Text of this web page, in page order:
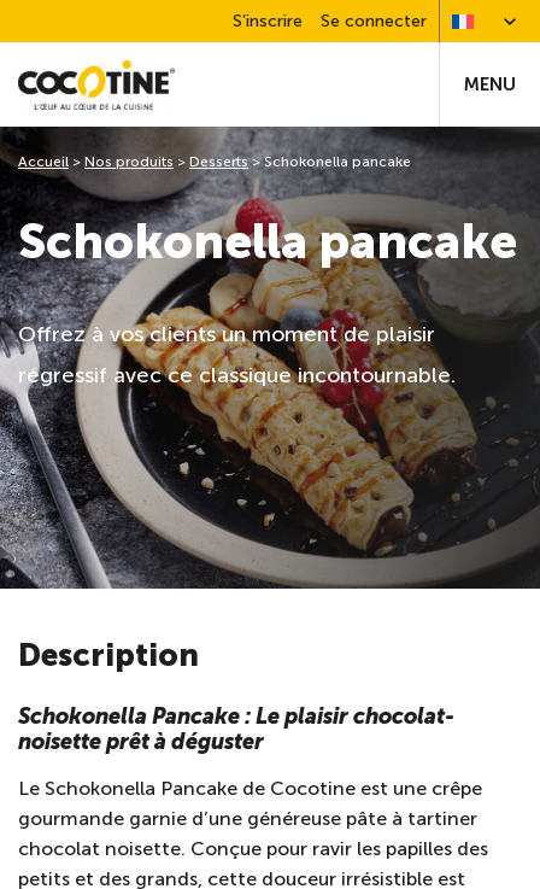
S’inscrire Se connecter
MENU
Schokonella pancake
Offrez à vos clients un moment de plaisir
régressif avec ce classique incontournable.
Accueil > Nos produits > Desserts>Schokonella pancake
Description
Schokonella Pancake : Le plaisir chocolat-
noisette prêt à déguster
Le Schokonella Pancake de Cocotine est une crêpe
gourmande garnie d’une généreuse pâte à tartiner
chocolat noisette. Conçue pour ravir les papilles des
petits et des grands, cette douceur irrésistible est